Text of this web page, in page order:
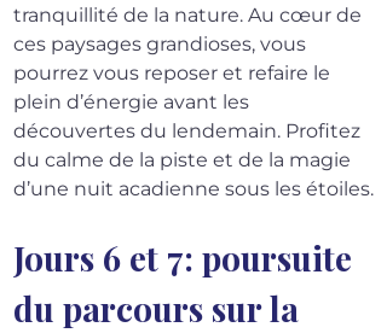
tranquillité de la nature. Au cœur de
ces paysages grandioses, vous
pourrez vous reposer et refaire le
plein d’énergie avant les
découvertes du lendemain. Profitez
du calme de la piste et de la magie
d’une nuit acadienne sous les étoiles.
Jours 6 et 7: poursuite
du parcours sur la